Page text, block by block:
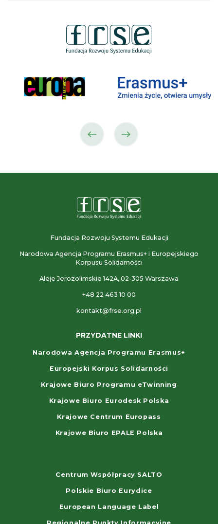
poprzedni
następny
Fundacja Rozwoju Systemu Edukacji
Narodowa Agencja Programu Erasmus+ i Europejskiego
Korpusu Solidarności
Aleje Jerozolimskie 142A, 02-305 Warszawa
+48 22 463 10 00
kontakt@frse.org.pl
PRZYDATNE LINKI
Narodowa Agencja Programu Erasmus+
Europejski Korpus Solidarności
Krajowe Biuro Programu eTwinning
Krajowe Biuro Eurodesk Polska
Krajowe Centrum Europass
Krajowe Biuro EPALE Polska
Centrum Współpracy SALTO
Polskie Biuro Eurydice
European Language Label